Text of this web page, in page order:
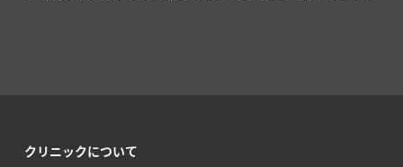
クリニックについて